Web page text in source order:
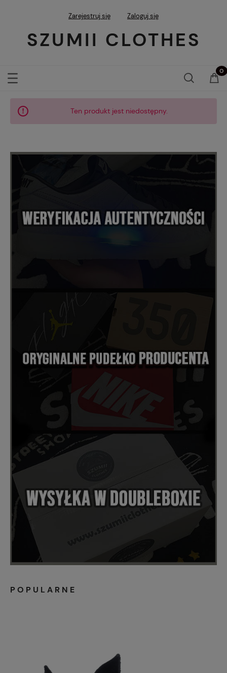
Zarejestruj się Zaloguj się
SZUMII CLOTHES
Ten produkt jest niedostępny.
POPULARNE